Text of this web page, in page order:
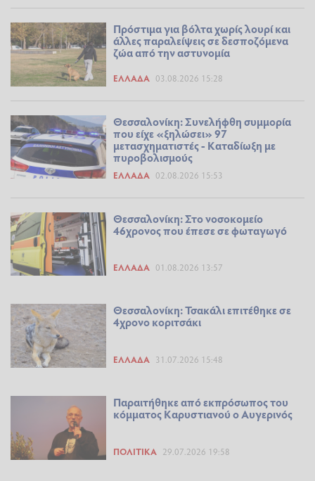
Πρόστιμα για βόλτα χωρίς λουρί και
άλλες παραλείψεις σε δεσποζόμενα
ζώα από την αστυνομία
ΕΛΛΆΔΑ 03.08.2026 15:28
Θεσσαλονίκη: Συνελήφθη συμμορία
που είχε «ξηλώσει» 97
μετασχηματιστές - Καταδίωξη με
πυροβολισμούς
ΕΛΛΆΔΑ 02.08.2026 15:53
Θεσσαλονίκη: Στο νοσοκομείο
46χρονος που έπεσε σε φωταγωγό
ΕΛΛΆΔΑ 01.08.2026 13:57
Θεσσαλονίκη: Τσακάλι επιτέθηκε σε
4χρονο κοριτσάκι
ΕΛΛΆΔΑ 31.07.2026 15:48
Παραιτήθηκε από εκπρόσωπος του
κόμματος Καρυστιανού ο Αυγερινός
ΠΟΛΙΤΙΚΆ 29.07.2026 19:58